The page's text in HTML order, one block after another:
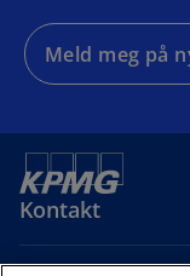
Meld meg på
Kontakt